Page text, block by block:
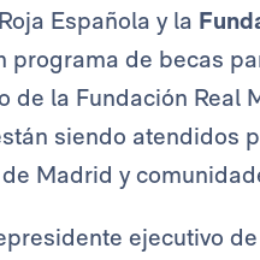
Española y la
programa de becas
de la Fundación Real
siendo atendidos
Madrid y
ejecutivo